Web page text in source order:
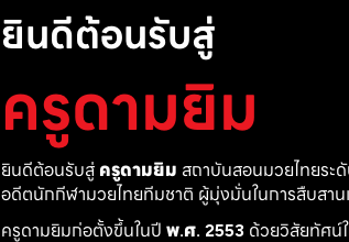
ยินดีต้อนรับสู่
ครูดามยิม
ยินดีต้อนรับสู่ ครูดามยิม สถาบันสอนมวยไทยระ
อดีตนักกีฬามวยไทยทีมชาติ ผู้มุ่งมั่นในการสืบสาน
ครูดามยิมก่อตั้งขึ้นในปี พ.ศ. 2553 ด้วยวิสัยทัศน์